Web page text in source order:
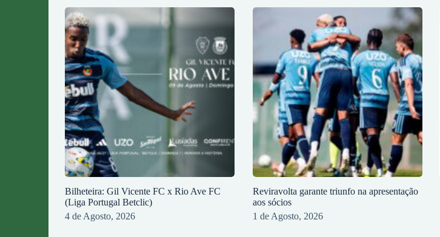
Bilheteira: Gil Vicente FC x Rio Ave FC
(Liga Portugal Betclic)
4 de Agosto, 2026
Reviravolta garante triunfo na apresentação
aos sócios
1 de Agosto, 2026